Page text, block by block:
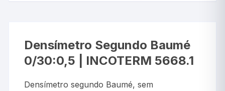
Densímetro Segundo Baumé
0/30:0,5 | INCOTERM 5668.1
Densímetro segundo Baumé, sem